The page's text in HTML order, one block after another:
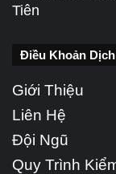
Tiên
Điều Khoản
Giới Thiệu
Liên Hệ
Đội Ngũ
Quy Trình